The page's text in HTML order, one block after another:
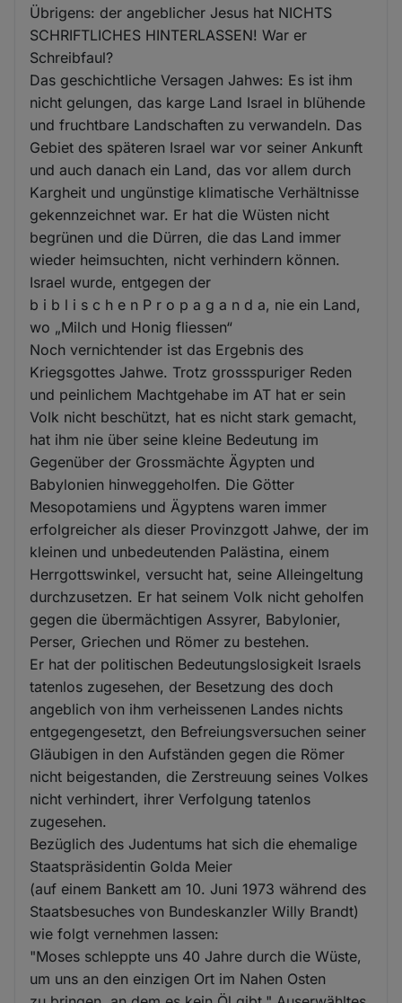
Übrigens: der angeblicher Jesus hat NICHTS
SCHRIFTLICHES HINTERLASSEN! War er
Schreibfaul?
Das geschichtliche Versagen Jahwes: Es ist ihm
nicht gelungen, das karge Land Israel in blühende
und fruchtbare Landschaften zu verwandeln. Das
Gebiet des späteren Israel war vor seiner Ankunft
und auch danach ein Land, das vor allem durch
Kargheit und ungünstige klimatische Verhältnisse
gekennzeichnet war. Er hat die Wüsten nicht
begrünen und die Dürren, die das Land immer
wieder heimsuchten, nicht verhindern können.
Israel wurde, entgegen der
b i b l i s c h e n P r o p a g a n d a, nie ein Land,
wo „Milch und Honig fliessen“
Noch vernichtender ist das Ergebnis des
Kriegsgottes Jahwe. Trotz grossspuriger Reden
und peinlichem Machtgehabe im AT hat er sein
Volk nicht beschützt, hat es nicht stark gemacht,
hat ihm nie über seine kleine Bedeutung im
Gegenüber der Grossmächte Ägypten und
Babylonien hinweggeholfen. Die Götter
Mesopotamiens und Ägyptens waren immer
erfolgreicher als dieser Provinzgott Jahwe, der im
kleinen und unbedeutenden Palästina, einem
Herrgottswinkel, versucht hat, seine Alleingeltung
durchzusetzen. Er hat seinem Volk nicht geholfen
gegen die übermächtigen Assyrer, Babylonier,
Perser, Griechen und Römer zu bestehen.
Er hat der politischen Bedeutungslosigkeit Israels
tatenlos zugesehen, der Besetzung des doch
angeblich von ihm verheissenen Landes nichts
entgegengesetzt, den Befreiungsversuchen seiner
Gläubigen in den Aufständen gegen die Römer
nicht beigestanden, die Zerstreuung seines Volkes
nicht verhindert, ihrer Verfolgung tatenlos
zugesehen.
Bezüglich des Judentums hat sich die ehemalige
Staatspräsidentin Golda Meier
(auf einem Bankett am 10. Juni 1973 während des
Staatsbesuches von Bundeskanzler Willy Brandt)
wie folgt vernehmen lassen:
"Moses schleppte uns 40 Jahre durch die Wüste,
um uns an den einzigen Ort im Nahen Osten